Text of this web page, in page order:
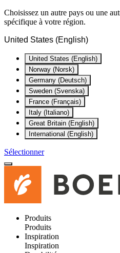
Choisissez un autre pays ou une
spécifique à votre région.
United States (English)
United States (English)
Norway (Norsk)
Germany (Deutsch)
Sweden (Svenska)
France (Français)
Italy (Italiano)
Great Britain (English)
International (English)
Sélectionner
Produits
Produits
Inspiration
Inspiration